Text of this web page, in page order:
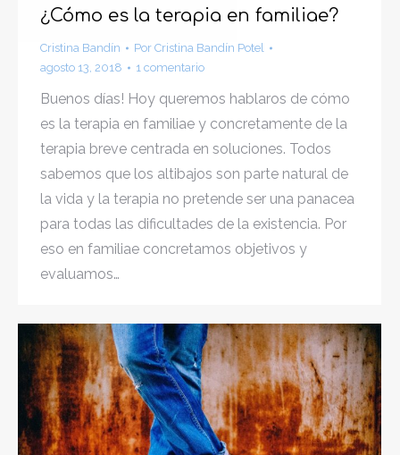
¿Cómo es la terapia en familiae?
Cristina Bandín Por Cristina Bandín Potel
agosto 13, 2018
1 comentario
Buenos días! Hoy queremos hablaros de cómo
es la terapia en familiae y concretamente de la
terapia breve centrada en soluciones. Todos
sabemos que los altibajos son parte natural de
la vida y la terapia no pretende ser una panacea
para todas las dificultades de la existencia. Por
eso en familiae concretamos objetivos y
evaluamos…